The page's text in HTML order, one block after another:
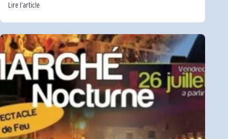
Lire l’article